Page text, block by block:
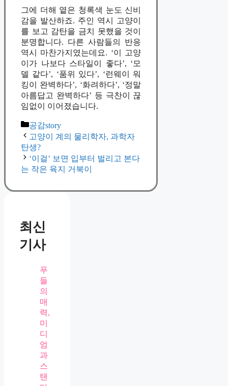
그에 더해 옅은 청록색 눈도 신비
감을 발산하죠. 주인 역시 고양이
를 보고 감탄을 금치 못했을 것이
분명합니다. 다른 사람들의 반응
역시 마찬가지였는데요. ‘이 고양
이가 나보다 스타일이 좋다’, ‘모
델 같다’, ‘품위 있다’, ‘런웨이 워
킹이 완벽하다’, ‘화려하다’, ‘정말
아름답고 완벽하다’ 등 극찬이 끊
임없이 이어졌습니다.
카
테
고
리
공감story
고양이 계의 물리학자, 과학자
탄생?
‘이걸’ 보면 입부터 벌리고 본다
는 작은 육지 거북이
최신
기사
푸
들
의
매
력,
미
디
엄
과
스
탠